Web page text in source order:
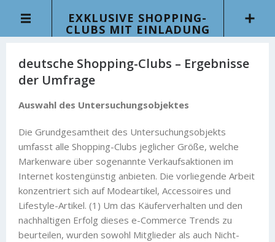
EXKLUSIVE SHOPPING-
CLUBS MIT EINLADUNG
deutsche Shopping-Clubs – Ergebnisse
der Umfrage
Auswahl des Untersuchungsobjektes
Die Grundgesamtheit des Untersuchungsobjekts
umfasst alle Shopping-Clubs jeglicher Größe, welche
Markenware über sogenannte Verkaufsaktionen im
Internet kostengünstig anbieten. Die vorliegende Arbeit
konzentriert sich auf Modeartikel, Accessoires und
Lifestyle-Artikel. (1) Um das Käuferverhalten und den
nachhaltigen Erfolg dieses e-Commerce Trends zu
beurteilen, wurden sowohl Mitglieder als auch Nicht-